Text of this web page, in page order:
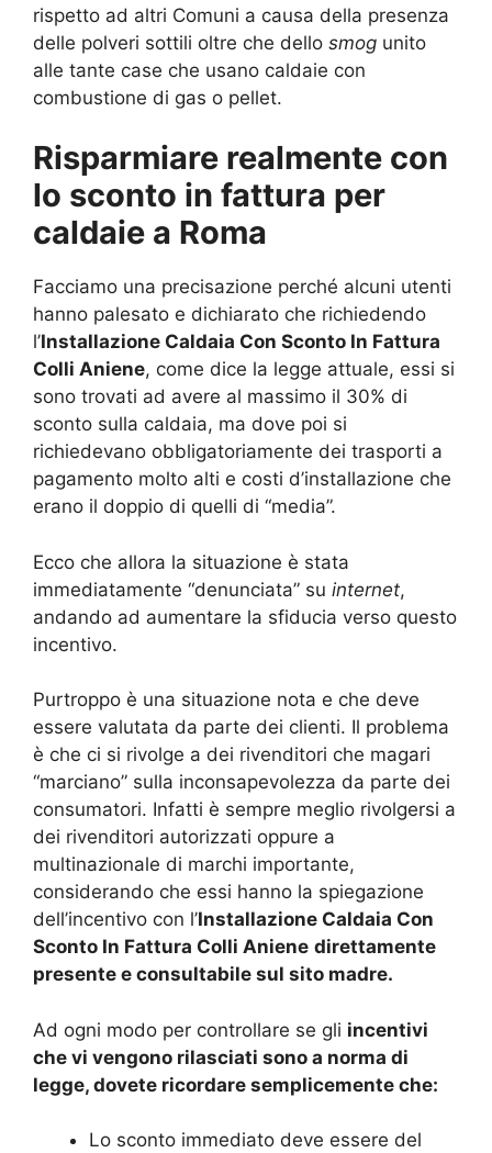
rispetto ad altri Comuni a causa della presenza
delle polveri sottili oltre che dello smog unito
alle tante case che usano caldaie con
combustione di gas o pellet.
Risparmiare realmente con
lo sconto in fattura per
caldaie a Roma
Facciamo una precisazione perché alcuni utenti
hanno palesato e dichiarato che richiedendo
l’Installazione Caldaia Con Sconto In Fattura
Colli Aniene, come dice la legge attuale, essi si
sono trovati ad avere al massimo il 30% di
sconto sulla caldaia, ma dove poi si
richiedevano obbligatoriamente dei trasporti a
pagamento molto alti e costi d’installazione che
erano il doppio di quelli di “media”.
Ecco che allora la situazione è stata
immediatamente “denunciata” su internet,
andando ad aumentare la sfiducia verso questo
incentivo.
Purtroppo è una situazione nota e che deve
essere valutata da parte dei clienti. Il problema
è che ci si rivolge a dei rivenditori che magari
“marciano” sulla inconsapevolezza da parte dei
consumatori. Infatti è sempre meglio rivolgersi a
dei rivenditori autorizzati oppure a
multinazionale di marchi importante,
considerando che essi hanno la spiegazione
dell’incentivo con l’Installazione Caldaia Con
Sconto In Fattura Colli Aniene direttamente
presente e consultabile sul sito madre.
Ad ogni modo per controllare se gli incentivi
che vi vengono rilasciati sono a norma di
legge, dovete ricordare semplicemente che:
Lo sconto immediato deve essere del